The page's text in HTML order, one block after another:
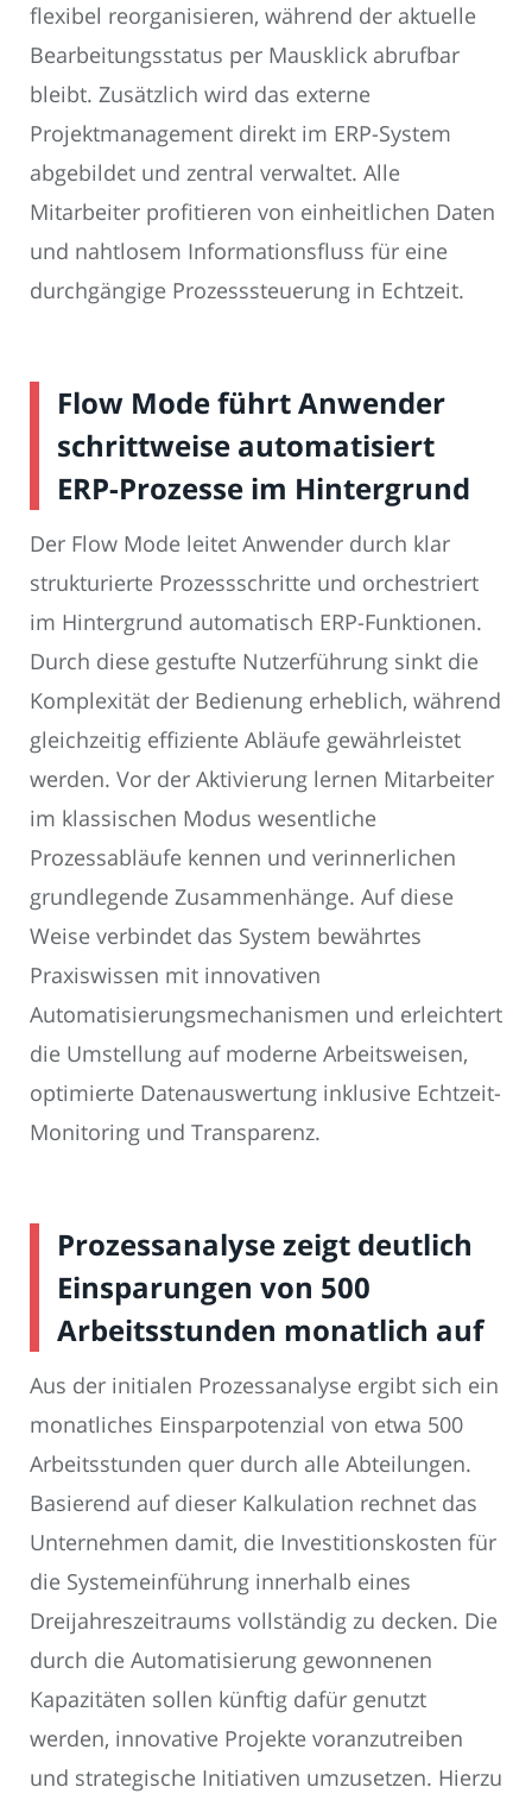
flexibel reorganisieren, während der aktuelle
Bearbeitungsstatus per Mausklick abrufbar
bleibt. Zusätzlich wird das externe
Projektmanagement direkt im ERP-System
abgebildet und zentral verwaltet. Alle
Mitarbeiter profitieren von einheitlichen Daten
und nahtlosem Informationsfluss für eine
durchgängige Prozesssteuerung in Echtzeit.
Flow Mode führt Anwender
schrittweise automatisiert
ERP-Prozesse im Hintergrund
Der Flow Mode leitet Anwender durch klar
strukturierte Prozessschritte und orchestriert
im Hintergrund automatisch ERP-Funktionen.
Durch diese gestufte Nutzerführung sinkt die
Komplexität der Bedienung erheblich, während
gleichzeitig effiziente Abläufe gewährleistet
werden. Vor der Aktivierung lernen Mitarbeiter
im klassischen Modus wesentliche
Prozessabläufe kennen und verinnerlichen
grundlegende Zusammenhänge. Auf diese
Weise verbindet das System bewährtes
Praxiswissen mit innovativen
Automatisierungsmechanismen und erleichtert
die Umstellung auf moderne Arbeitsweisen,
optimierte Datenauswertung inklusive Echtzeit-
Monitoring und Transparenz.
Prozessanalyse zeigt deutlich
Einsparungen von 500
Arbeitsstunden monatlich auf
Aus der initialen Prozessanalyse ergibt sich ein
monatliches Einsparpotenzial von etwa 500
Arbeitsstunden quer durch alle Abteilungen.
Basierend auf dieser Kalkulation rechnet das
Unternehmen damit, die Investitionskosten für
die Systemeinführung innerhalb eines
Dreijahreszeitraums vollständig zu decken. Die
durch die Automatisierung gewonnenen
Kapazitäten sollen künftig dafür genutzt
werden, innovative Projekte voranzutreiben
und strategische Initiativen umzusetzen. Hierzu